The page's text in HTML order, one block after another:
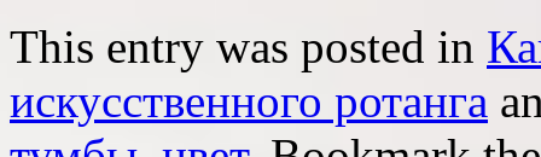
This entry was posted in
искусственного ротанга